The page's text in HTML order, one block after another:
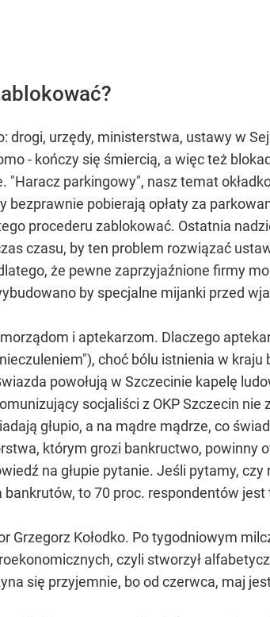
drogi, urzędy, ministerstwa, ustawy w
- kończy się śmiercią, a więc też
parkingowy", nasz temat
pobierają opłaty za
procederu zablokować. Ostatnia
czasu, by ten problem rozwiązać
że pewne zaprzyjaźnione firmy
by specjalne mijanki przed
i aptekarzom. Dlaczego
choć bólu istnienia w kraju
powołują w Szczecinie kapelę
socjaliści z OKP Szczecin nie
głupio, a na mądre mądrze, co
którym grozi bankructwo, powinny
na głupie pytanie. Jeśli pytamy,
to 70 proc. respondentów
Grzegorz Kołodko. Po tygodniowym
czyli stworzył
się przyjemnie, bo od czerwca, maj